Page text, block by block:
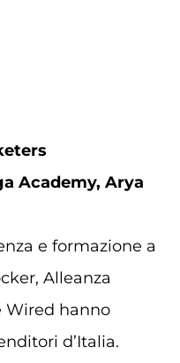
Academy, Arya
e formazione a
Alleanza
Wired hanno
d’Italia.